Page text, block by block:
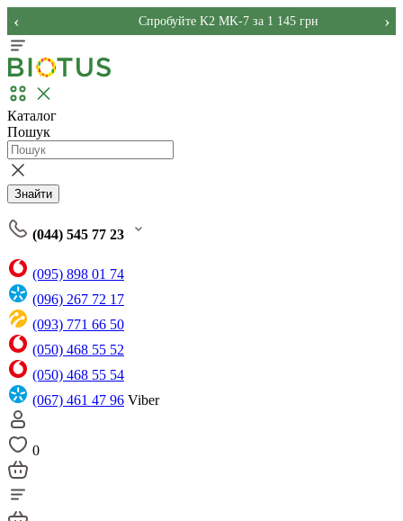
Спробуйте K2 MK-7 за 1 145 грн
‹ ›
Каталог
Пошук
Знайти
(044) 545 77 23
(095) 898 01 74
(096) 267 72 17
(093) 771 66 50
(050) 468 55 52
(050) 468 55 54
(067) 461 47 96 Viber
0